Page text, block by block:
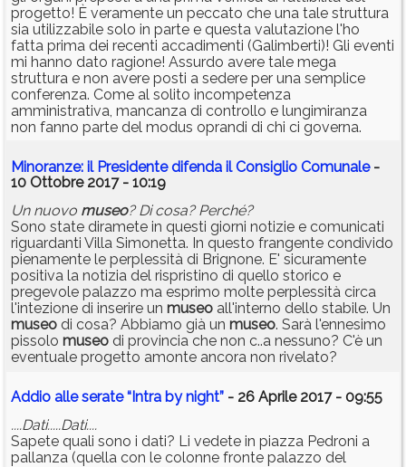
progetto! È veramente un peccato che una tale struttura
sia utilizzabile solo in parte e questa valutazione l'ho
fatta prima dei recenti accadimenti (Galimberti)! Gli eventi
mi hanno dato ragione! Assurdo avere tale mega
struttura e non avere posti a sedere per una semplice
conferenza. Come al solito incompetenza
amministrativa, mancanza di controllo e lungimiranza
non fanno parte del modus oprandi di chi ci governa.
Minoranze: il Presidente difenda il Consiglio Comunale-
10 Ottobre 2017 - 10:19
Un nuovo museo? Di cosa? Perché?
Sono state diramete in questi giorni notizie e comunicati
riguardanti Villa Simonetta. In questo frangente condivido
pienamente le perplessità di Brignone. E' sicuramente
positiva la notizia del rispristino di quello storico e
pregevole palazzo ma esprimo molte perplessità circa
l'intezione di inserire un museo all'interno dello stabile. Un
museo di cosa? Abbiamo già un museo. Sarà l'ennesimo
pissolo museo di provincia che non c..a nessuno? C'è un
eventuale progetto amonte ancora non rivelato?
Addio alle serate “Intra by night” - 26 Aprile 2017 - 09:55
....Dati.....Dati....
Sapete quali sono i dati? Li vedete in piazza Pedroni a
pallanza (quella con le colonne fronte palazzo del